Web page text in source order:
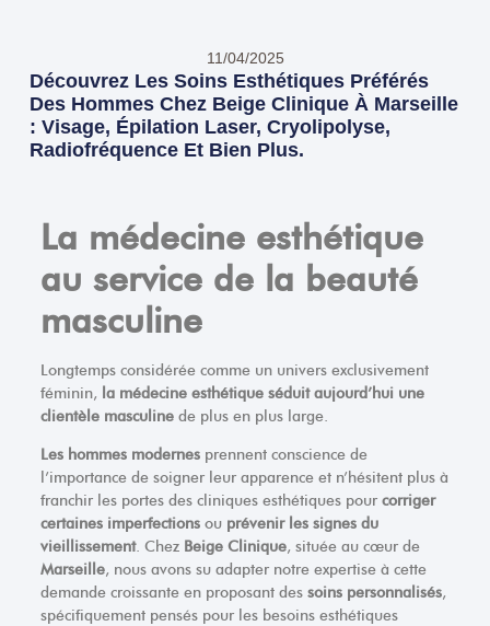
11/04/2025
Découvrez Les Soins Esthétiques Préférés
Des Hommes Chez Beige Clinique À Marseille
: Visage, Épilation Laser, Cryolipolyse,
Radiofréquence Et Bien Plus.
La médecine esthétique
au service de la beauté
masculine
Longtemps considérée comme un univers exclusivement
féminin, la médecine esthétique séduit aujourd’hui une
clientèle masculinede plus en plus large.
Les hommes modernesprennent conscience de
l’importance de soigner leur apparence et n’hésitent plus à
franchir les portes des cliniques esthétiques pour corriger
certaines imperfectionsou prévenir les signes du
vieillissement. Chez Beige Clinique, située au cœur de
Marseille, nous avons su adapter notre expertise à cette
demande croissante en proposant des soins personnalisés,
spécifiquement pensés pour les besoins esthétiques